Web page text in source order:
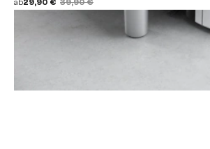
Fußset hinzufügen